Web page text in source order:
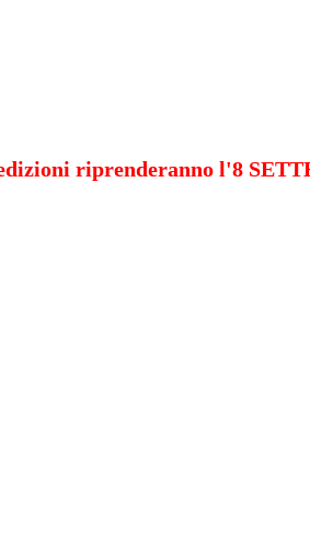
riprenderanno l'8